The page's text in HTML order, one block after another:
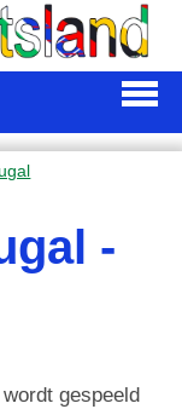
-
wordt gespeeld